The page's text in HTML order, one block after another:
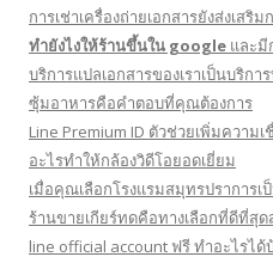
การเช่าเครื่องถ่ายเอกสารยังส่งเสริ
ทํายังไงให้ร้านขึ้นใน google และมี
บริการแปลเอกสารของเราเป็นบริกา
ซุ้มอาหารคือคำตอบที่คุณต้องการ
Line Premium ID ตัวช่วยเพิ่มควา
อะไรทำให้กล้องวิดีโอยอดเยี่ยม
เมื่อคุณเลือกโรงแรมสมุทรปราการ
ร้านขายเกียร์ทดคือทางเลือกที่ดีที่สุ
line official account ฟรี ทําอะไรไ